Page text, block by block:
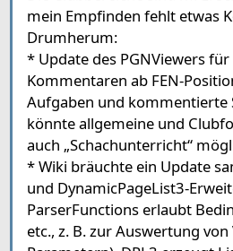
mein Empfinden fehlt etwas
Drumherum:
* Update des PGNViewers
Kommentaren ab FEN-
Aufgaben und kommentierte
könnte allgemeine und
auch „Schachunterricht“
* Wiki bräuchte ein Update
und DynamicPageList3-
ParserFunctions erlaubt
etc., z. B. zur Auswertung